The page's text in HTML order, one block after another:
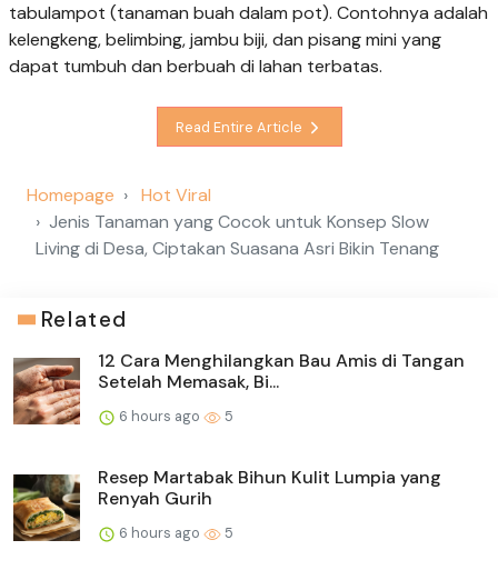
tabulampot (tanaman buah dalam pot). Contohnya adalah
kelengkeng, belimbing, jambu biji, dan pisang mini yang
dapat tumbuh dan berbuah di lahan terbatas.
Read Entire Article
Homepage
Hot Viral
Jenis Tanaman yang Cocok untuk Konsep Slow
Living di Desa, Ciptakan Suasana Asri Bikin Tenang
Related
12 Cara Menghilangkan Bau Amis di Tangan
Setelah Memasak, Bi...
6 hours ago 5
Resep Martabak Bihun Kulit Lumpia yang
Renyah Gurih
6 hours ago 5